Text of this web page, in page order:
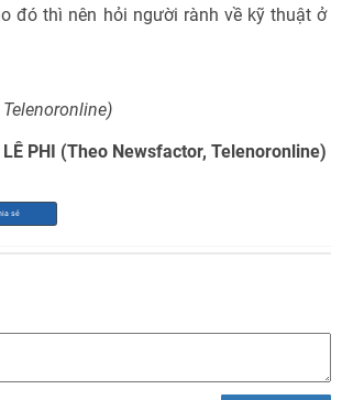
đó thì nên hỏi người rành về kỹ thuật ở
LÊ PHI (Theo Newsfactor, Telenoronline)